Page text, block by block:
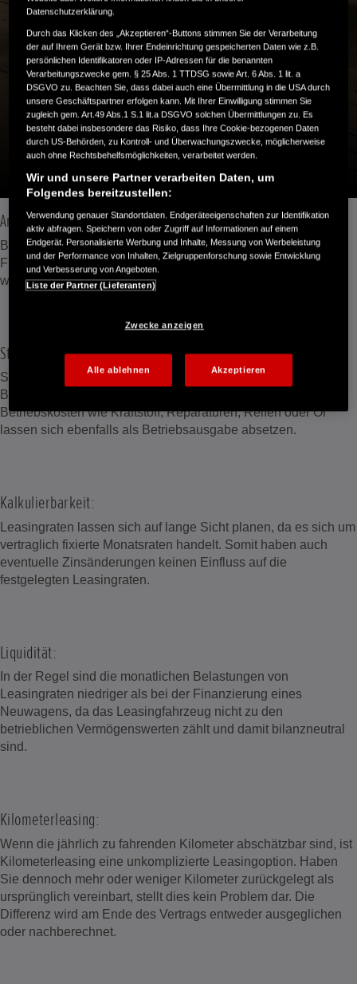
SICHEREN SEITE
Wir bieten Ihnen verschiedene Möglichkeiten, Ihr
nächstes Firmenfahrzeug bei uns zu finanzieren oder zu
leasen. Die Vorteile eines attraktiven Leasings sind
vielfältig:
Anschaffungskosten:
Beim Leasing fallen die Anschaffungskosten eines
Firmenwagens und die damit verbundene Liquiditätsbindung
weg.
Steuervorteile:
Sonderzahlungen und monatliche Leasingraten können als
Betriebsausgabe steuerlich angesetzt werden. Laufende
Betriebskosten wie Kraftstoff, Reparaturen, Reifen oder Öl
lassen sich ebenfalls als Betriebsausgabe absetzen.
Kalkulierbarkeit:
Leasingraten lassen sich auf lange Sicht planen, da es sich um
vertraglich fixierte Monatsraten handelt. Somit haben auch
eventuelle Zinsänderungen keinen Einfluss auf die
festgelegten Leasingraten.
Liquidität:
In der Regel sind die monatlichen Belastungen von
Leasingraten niedriger als bei der Finanzierung eines
Neuwagens, da das Leasingfahrzeug nicht zu den
betrieblichen Vermögenswerten zählt und damit bilanzneutral
sind.
Kilometerleasing:
Wenn die jährlich zu fahrenden Kilometer abschätzbar sind, ist
Kilometerleasing eine unkomplizierte Leasingoption. Haben
Sie dennoch mehr oder weniger Kilometer zurückgelegt als
ursprünglich vereinbart, stellt dies kein Problem dar. Die
Differenz wird am Ende des Vertrags entweder ausgeglichen
oder nachberechnet.
Datenschutzerklärung.
Durch das Klicken des „Akzeptieren“-Buttons stimmen Sie der Verarbeitung
der auf Ihrem Gerät bzw. Ihrer Endeinrichtung gespeicherten Daten wie z.B.
persönlichen Identifikatoren oder IP-Adressen für die benannten
Verarbeitungszwecke gem. § 25 Abs. 1 TTDSG sowie Art. 6 Abs. 1 lit. a
DSGVO zu. Beachten Sie, dass dabei auch eine Übermittlung in die USA durch
unsere Geschäftspartner erfolgen kann. Mit Ihrer Einwilligung stimmen Sie
zugleich gem. Art.49 Abs.1 S.1 lit.a DSGVO solchen Übermittlungen zu. Es
besteht dabei insbesondere das Risiko, dass Ihre Cookie-bezogenen Daten
durch US-Behörden, zu Kontroll- und Überwachungszwecke, möglicherweise
auch ohne Rechtsbehelfsmöglichkeiten, verarbeitet werden.
Wir und unsere Partner verarbeiten Daten, um
Folgendes bereitzustellen:
Verwendung genauer Standortdaten. Endgeräteeigenschaften zur Identifikation
aktiv abfragen. Speichern von oder Zugriff auf Informationen auf einem
Endgerät. Personalisierte Werbung und Inhalte, Messung von Werbeleistung
und der Performance von Inhalten, Zielgruppenforschung sowie Entwicklung
und Verbesserung von Angeboten.
Liste der Partner (Lieferanten)
Zwecke anzeigen
Alle ablehnen Akzeptieren